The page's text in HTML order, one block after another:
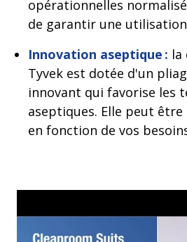
opérationnelles
de garantir une utilisation
Innovation aseptique : la
Tyvek est dotée d'un
innovant qui favorise les
aseptiques. Elle peut
en fonction de vos